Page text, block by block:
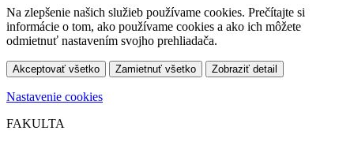
Na zlepšenie našich služieb používame cookies. Prečítajte si
informácie o tom, ako používame cookies a ako ich môžete
odmietnuť nastavením svojho prehliadača.
Akceptovať všetko Zamietnuť všetko Zobraziť detail
Nastavenie cookies
FAKULTA